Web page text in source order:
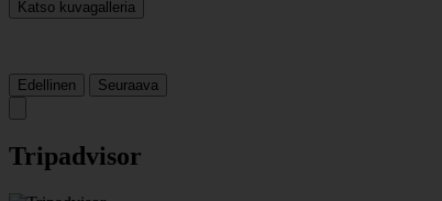
Katso kuvagalleria
Edellinen Seuraava
Tripadvisor